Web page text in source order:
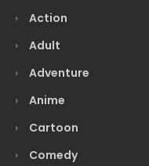
Action
Adult
Adventure
Anime
Cartoon
Comedy